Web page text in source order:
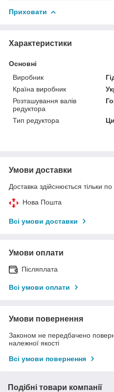
Приховати
Характеристики
Основні
Виробник
Країна виробник
Розташування валів
редуктора
Тип редуктора
Умови доставки
Доставка здійснюється тільки
Нова Пошта
Всі умови доставки
Умови оплати
Післяплата
Всі умови оплати
Умови повернення
Законом не передбачено
належної якості
Всі умови повернення
Подібні товари компанії